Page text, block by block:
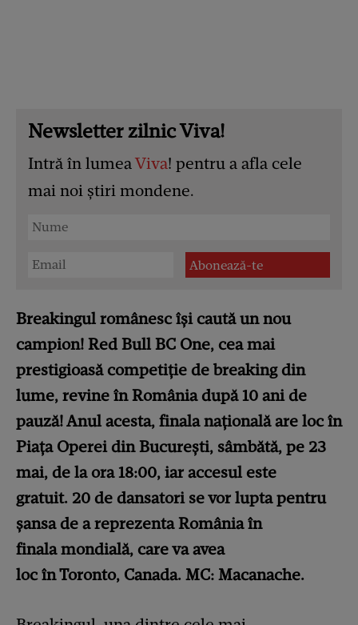
Newsletter zilnic Viva!
Intră în lumeaViva! pentru a afla cele
mai noi știri mondene.
Breakingul românesc își caută un nou
campion! Red Bull BC One, cea mai
prestigioasă competiție de breaking din
lume, revine în România după 10 ani de
pauză! Anul acesta, finala națională are loc în
Piața Operei din București, sâmbătă, pe 23
mai, de la ora 18:00, iar accesul este
gratuit. 20 de dansatori se vor lupta pentru
șansa de a reprezenta România în
finala mondială, care va avea
loc în Toronto, Canada. MC: Macanache.